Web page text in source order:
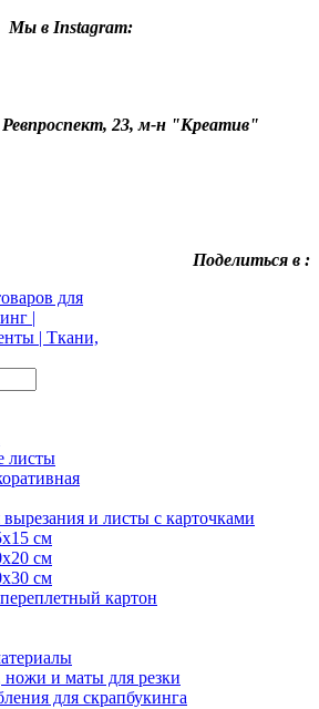
Мы в Instagram:
23, м-н "Креатив"
Поделиться в :
листы
и листы с карточками
см
см
см
картон
и маты для резки
для скрапбукинга